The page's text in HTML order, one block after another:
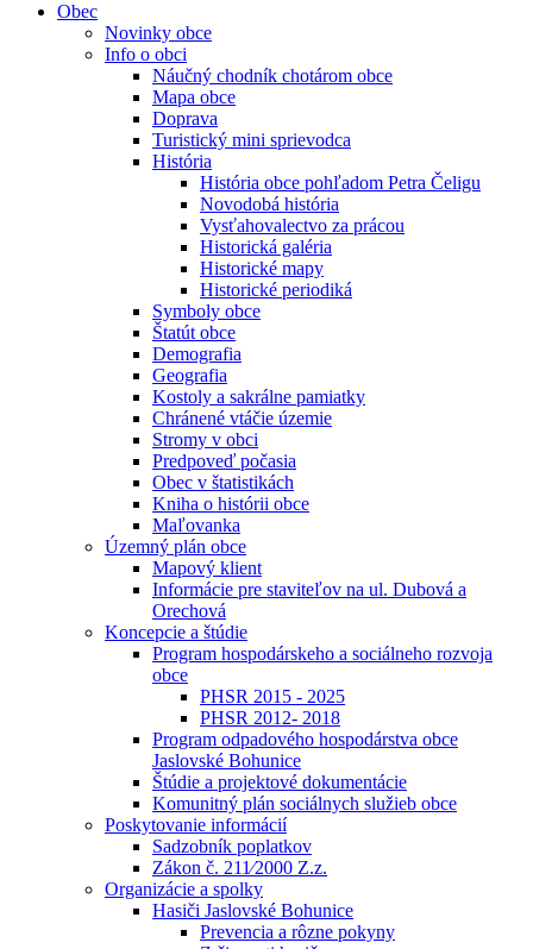
Obec
Novinky obce
Info o obci
Náučný chodník chotárom obce
Mapa obce
Doprava
Turistický mini sprievodca
História
História obce pohľadom Petra Čeligu
Novodobá história
Vysťahovalectvo za prácou
Historická galéria
Historické mapy
Historické periodiká
Symboly obce
Štatút obce
Demografia
Geografia
Kostoly a sakrálne pamiatky
Chránené vtáčie územie
Stromy v obci
Predpoveď počasia
Obec v štatistikách
Kniha o histórii obce
Maľovanka
Územný plán obce
Mapový klient
Informácie pre staviteľov na ul. Dubová a
Orechová
Koncepcie a štúdie
Program hospodárskeho a sociálneho rozvoja
obce
PHSR 2015 - 2025
PHSR 2012- 2018
Program odpadového hospodárstva obce
Jaslovské Bohunice
Štúdie a projektové dokumentácie
Komunitný plán sociálnych služieb obce
Poskytovanie informácií
Sadzobník poplatkov
Zákon č. 211⁄2000 Z.z.
Organizácie a spolky
Hasiči Jaslovské Bohunice
Prevencia a rôzne pokyny